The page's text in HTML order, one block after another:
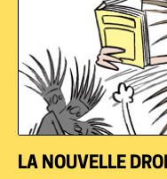
LA NOUVELLE